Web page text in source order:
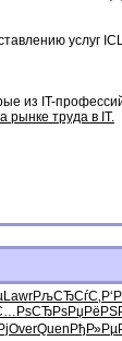
услуг
из IT-
рынке труда в IT.
LawrРљСЂСѓС‚
OverQuen